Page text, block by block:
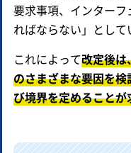
要求事項、インター
ればならない」として
これによって改定後は
のさまざまな要因を
び境界を定めることが